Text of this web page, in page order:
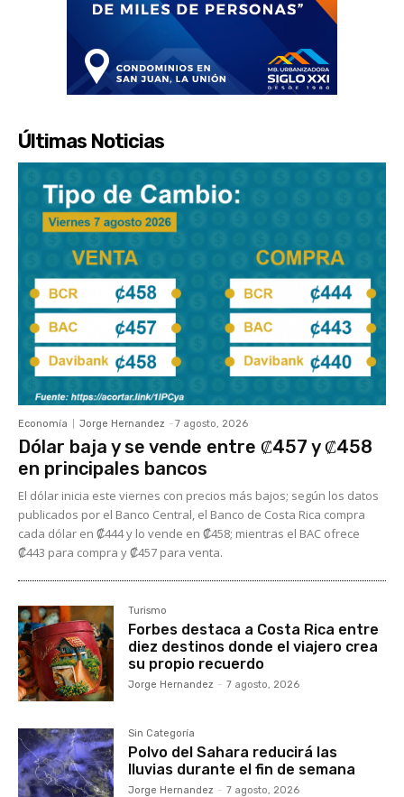
Últimas Noticias
Economía Jorge Hernandez - 7 agosto, 2026
Dólar baja y se vende entre ₡457 y ₡458
en principales bancos
El dólar inicia este viernes con precios más bajos; según los datos
publicados por el Banco Central, el Banco de Costa Rica compra
cada dólar en ₡444 y lo vende en ₡458; mientras el BAC ofrece
₡443 para compra y ₡457 para venta.
Turismo
Forbes destaca a Costa Rica entre
diez destinos donde el viajero crea
su propio recuerdo
Jorge Hernandez - 7 agosto, 2026
Sin Categoría
Polvo del Sahara reducirá las
lluvias durante el fin de semana
Jorge Hernandez - 7 agosto, 2026